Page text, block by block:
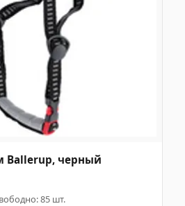
Ballerup, черный
85 шт.